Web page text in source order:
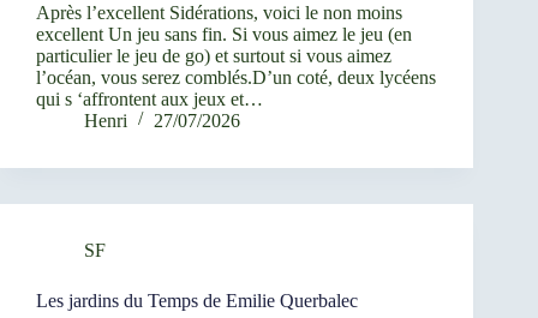
Après l’excellent Sidérations, voici le non moins
excellent Un jeu sans fin. Si vous aimez le jeu (en
particulier le jeu de go) et surtout si vous aimez
l’océan, vous serez comblés.D’un coté, deux lycéens
qui s ‘affrontent aux jeux et…
Henri
27/07/2026
SF
Les jardins du Temps de Emilie Querbalec